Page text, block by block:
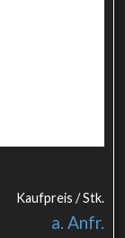
Kaufpreis / Stk.
a. Anfr.